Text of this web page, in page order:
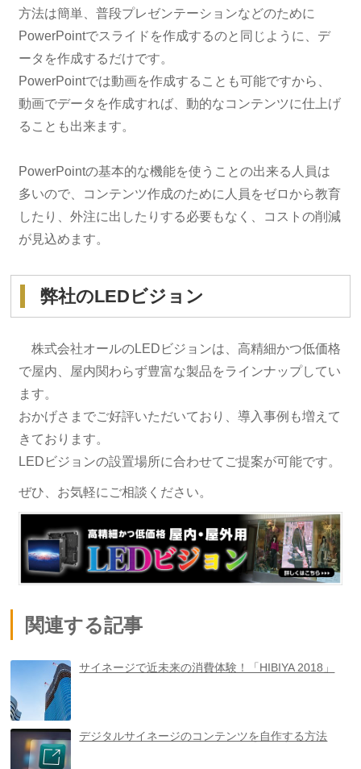
方法は簡単、普段プレゼンテーションなどのために
PowerPointでスライドを作成するのと同じように、デ
ータを作成するだけです。
PowerPointでは動画を作成することも可能ですから、
動画でデータを作成すれば、動的なコンテンツに仕上げ
ることも出来ます。
PowerPointの基本的な機能を使うことの出来る人員は
多いので、コンテンツ作成のために人員をゼロから教育
したり、外注に出したりする必要もなく、コストの削減
が見込めます。
弊社のLEDビジョン
株式会社オールのLEDビジョンは、高精細かつ低価格
で屋内、屋内関わらず豊富な製品をラインナップしてい
ます。
おかげさまでご好評いただいており、導入事例も増えて
きております。
LEDビジョンの設置場所に合わせてご提案が可能です。
ぜひ、お気軽にご相談ください。
関連する記事
サイネージで近未来の消費体験！「HIBIYA 2018」
デジタルサイネージのコンテンツを自作する方法